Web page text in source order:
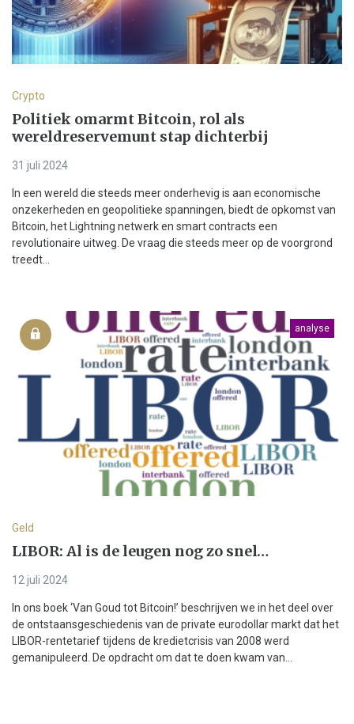
Crypto
Politiek omarmt Bitcoin, rol als
wereldreservemunt stap dichterbij
31 juli 2024
In een wereld die steeds meer onderhevig is aan economische
onzekerheden en geopolitieke spanningen, biedt de opkomst van
Bitcoin, het Lightning netwerk en smart contracts een
revolutionaire uitweg. De vraag die steeds meer op de voorgrond
treedt...
analyse
Geld
LIBOR: Al is de leugen nog zo snel…
12 juli 2024
In ons boek ‘Van Goud tot Bitcoin!’ beschrijven we in het deel over
de ontstaansgeschiedenis van de private eurodollar markt dat het
LIBOR-rentetarief tijdens de kredietcrisis van 2008 werd
gemanipuleerd. De opdracht om dat te doen kwam van...